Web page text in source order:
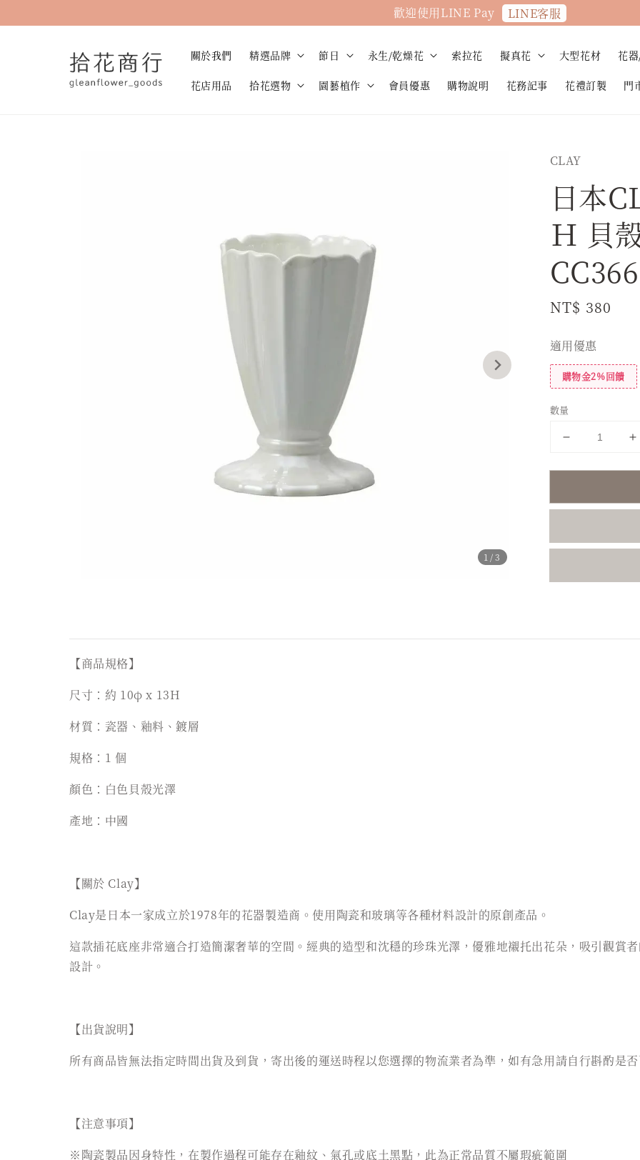
歡迎使用LINE Pay LINE客服
關於我們 精選品牌 節日 永生/乾燥花 索拉花 擬真花 大型花材 花
花店用品 拾花選物 園藝植作 會員優惠 購物說明 花務記事 花禮訂製 門
1 /3
CLAY
日本
Ｈ 貝
Regular
NT$ 380
適用優惠
購物金2%回饋
數量
【商品規格】
尺寸：約 10φ x 13H
材質：瓷器、釉料、鍍層
規格：1 個
顏色：白色貝殼光澤
產地：中國
【關於 Clay】
Clay是日本一家成立於1978年的花器製造商。使用陶瓷和玻璃等各種材料設計的原創產品。
這款插花底座非常適合打造簡潔奢華的空間。經典的造型和沈穩的珍珠光澤，優雅地襯托出花朵，吸引觀賞
設計。
【出貨說明】
所有商品皆無法指定時間出貨及到貨，寄出後的運送時程以您選擇的物流業者為準，如有急用請自行斟酌是
【注意事項】
※陶瓷製品因身特性，在製作過程可能存在釉紋、氣孔或底土黑點，此為正常品質不屬瑕疵範圍